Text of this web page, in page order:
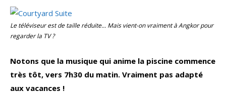
Le téléviseur est de taille réduite… Mais vient-on vraiment à Angkor pour
regarder la TV ?
Notons que la musique qui anime la piscine commence
très tôt, vers 7h30 du matin. Vraiment pas adapté
aux vacances !